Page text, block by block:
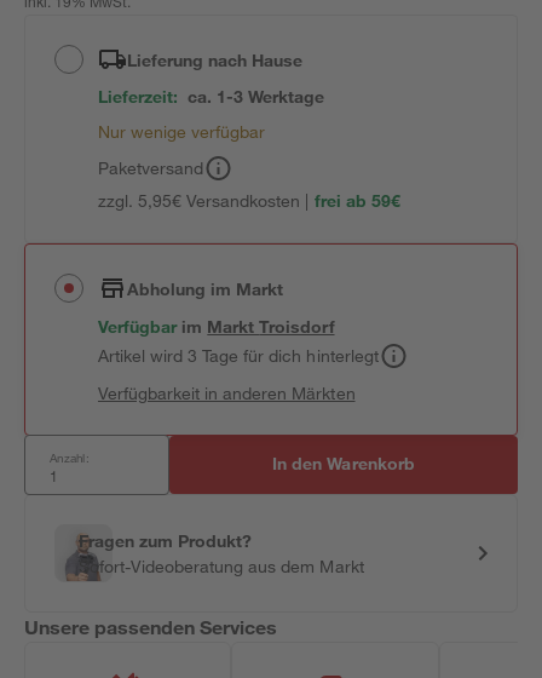
inkl. 19% MwSt.
Lieferung nach Hause
Lieferzeit: ca. 1-3 Werktage
Nur wenige verfügbar
Paketversand
zzgl. 5,95€ Versandkosten | frei ab 59€
Abholung im Markt
Verfügbar im MarktTroisdorf
Artikel wird 3 Tage für dich hinterlegt
Verfügbarkeit in anderen Märkten
Anzahl: In den Warenkorb
Fragen zum Produkt?
Sofort-Videoberatung aus dem Markt
Unsere passenden Services